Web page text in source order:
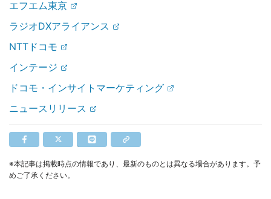
エフエム東京
ラジオDXアライアンス
NTTドコモ
インテージ
ドコモ・インサイトマーケティング
ニュースリリース
※本記事は掲載時点の情報であり、最新のものとは異なる場合があります。予
めご了承ください。